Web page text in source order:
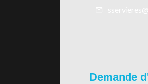
Demande